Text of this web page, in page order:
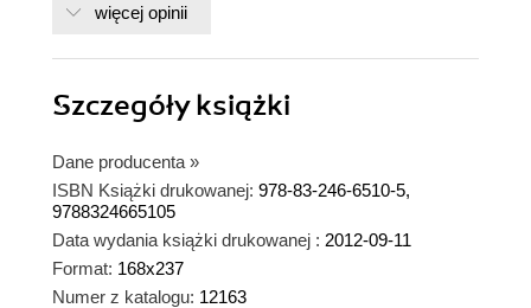
więcej opinii
Szczegółyksiążki
Dane producenta »
ISBN Książki drukowanej: 978-83-246-6510-5,
9788324665105
Data wydania książki drukowanej : 2012-09-11
Format: 168x237
Numer z katalogu: 12163